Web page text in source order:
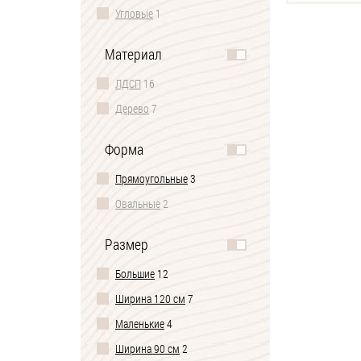
Угловые 1
Материал
ЛДСП 16
Дерево 7
Форма
Прямоугольные3
Овальные2
Размер
Большие 12
Ширина 120 см 7
Маленькие4
Ширина 90 см 2